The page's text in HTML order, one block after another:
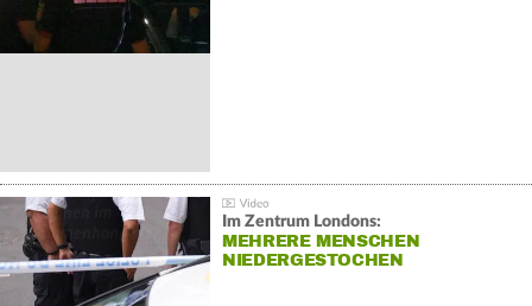
Im Zentrum Londons:
MEHRERE MENSCHEN
NIEDERGESTOCHEN